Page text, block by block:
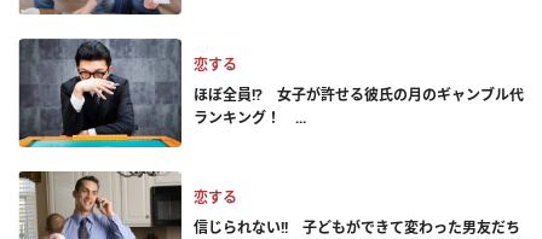
恋する
ほぼ全員!? 女子が許せる彼氏の月のギャンブル代
ランキング！ ...
恋する
信じられない!! 子どもができて変わった男友だち